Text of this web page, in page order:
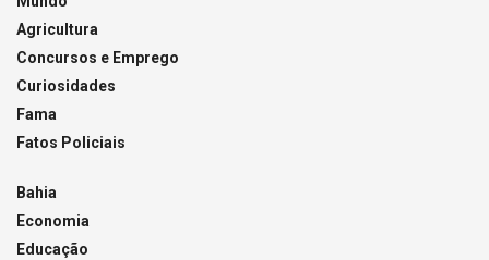
Agricultura
Concursos e Emprego
Curiosidades
Fama
Fatos Policiais
Bahia
Economia
Educação